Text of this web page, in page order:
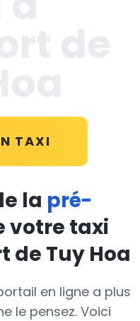
TAXI
la pré-
votre taxi
de Tuy Hoa
en ligne a plus
le pensez. Voici